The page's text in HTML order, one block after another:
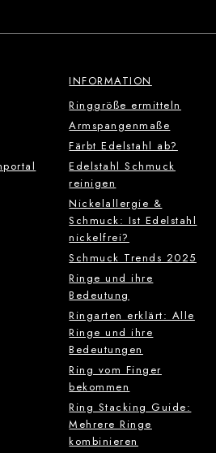
INFORMATION
Ringgröße ermitteln
Armspangenmaße
Färbt Edelstahl ab?
Edelstahl Schmuck
reinigen
Nickelallergie &
Schmuck: Ist Edelstahl
nickelfrei?
Schmuck Trends 2025
Ringe und ihre
Bedeutung
Ringarten erklärt: Alle
Ringe und ihre
Bedeutungen
Ring vom Finger
bekommen
Ring Stacking Guide:
Mehrere Ringe
kombinieren